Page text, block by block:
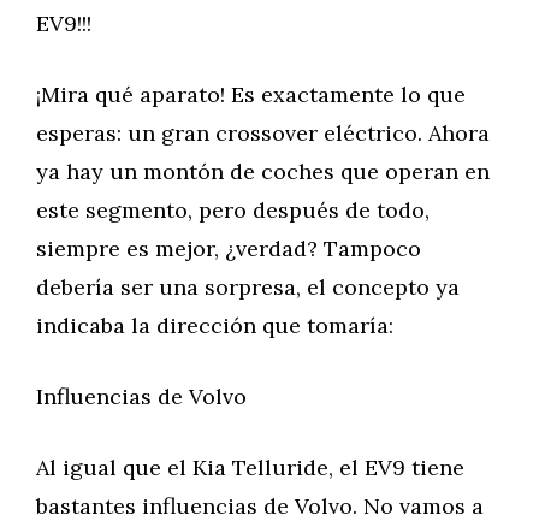
EV9!!!
¡Mira qué aparato! Es exactamente lo que
esperas: un gran crossover eléctrico. Ahora
ya hay un montón de coches que operan en
este segmento, pero después de todo,
siempre es mejor, ¿verdad? Tampoco
debería ser una sorpresa, el concepto ya
indicaba la dirección que tomaría:
Influencias de Volvo
Al igual que el Kia Telluride, el EV9 tiene
bastantes influencias de Volvo. No vamos a